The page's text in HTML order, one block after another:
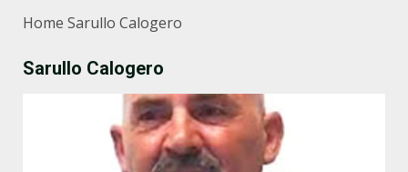
Home Sarullo Calogero
Sarullo Calogero